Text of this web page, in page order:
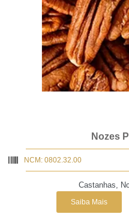
Nozes
NCM: 0802.32.00
Castanhas,
Saiba Mais